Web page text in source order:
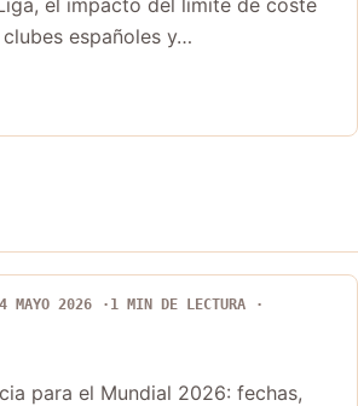
españoles y…
MAYO 2026
1 MIN DE LECTURA
para el Mundial 2026: fechas,